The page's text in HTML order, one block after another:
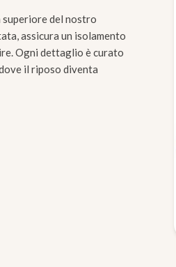
del nostro
assicura un isolamento
Ogni dettaglio è curato
il riposo diventa